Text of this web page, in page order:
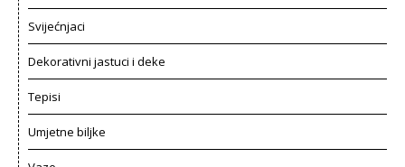
Svijećnjaci
Dekorativni jastuci i deke
Tepisi
Umjetne biljke